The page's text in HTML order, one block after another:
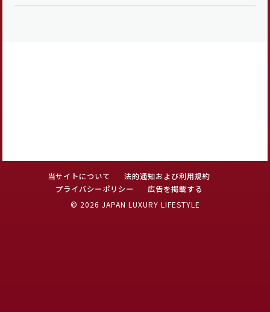
当サイトについて
法的通知および利用規約
プライバシーポリシー
広告を掲載する
© 2026 JAPAN LUXURY LIFESTYLE